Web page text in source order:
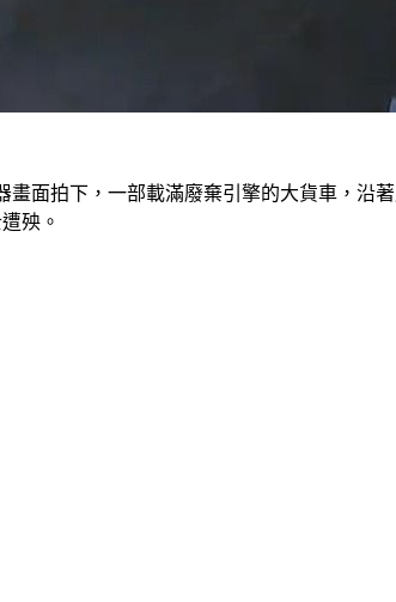
面拍下，一部載滿廢棄引擎的大貨車，沿
殃。